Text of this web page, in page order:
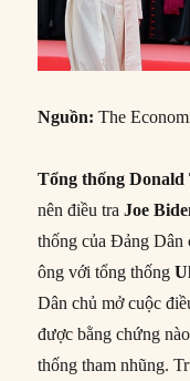
Nguồn: The
Tổng thống
nên điều traJoe
thống của Đảng Dân
ông với tổng thống
Dân chủ mở cuộc
được bằng chứng
thống tham nhũng.